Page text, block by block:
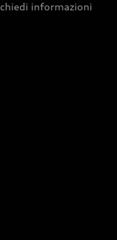
informazioni